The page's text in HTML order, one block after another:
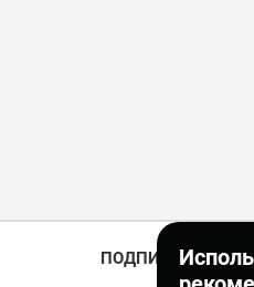
ПОДПИСКА